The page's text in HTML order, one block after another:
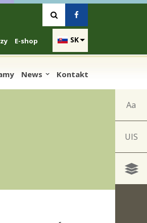
Vyhľadávanie
SK
E-shop
News Kontakt
Aa
UIS